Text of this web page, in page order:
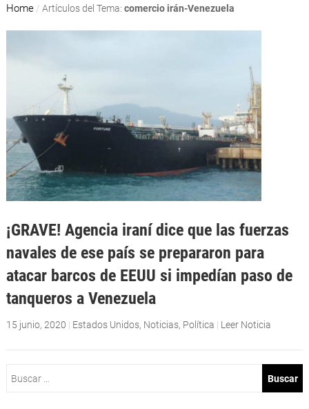
Home / Artículos del Tema: comercio irán-Venezuela
¡GRAVE! Agencia iraní dice que las fuerzas
navales de ese país se prepararon para
atacar barcos de EEUU si impedían paso de
tanqueros a Venezuela
15 junio, 2020 | Estados Unidos, Noticias, Política | Leer Noticia